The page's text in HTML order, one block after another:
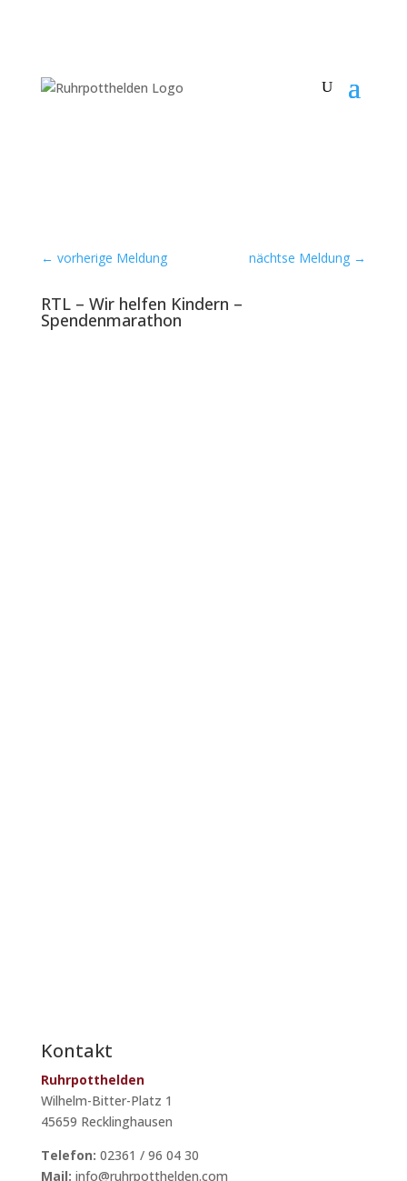
← vorherige Meldung nächtse Meldung →
RTL – Wir helfen Kindern –
Spendenmarathon
Kontakt
Ruhrpotthelden
Wilhelm-Bitter-Platz 1
45659 Recklinghausen
Telefon: 02361 / 96 04 30
Mail: info@ruhrpotthelden.com